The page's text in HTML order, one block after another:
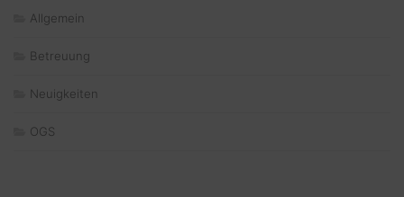
Allgemein
Betreuung
Neuigkeiten
OGS